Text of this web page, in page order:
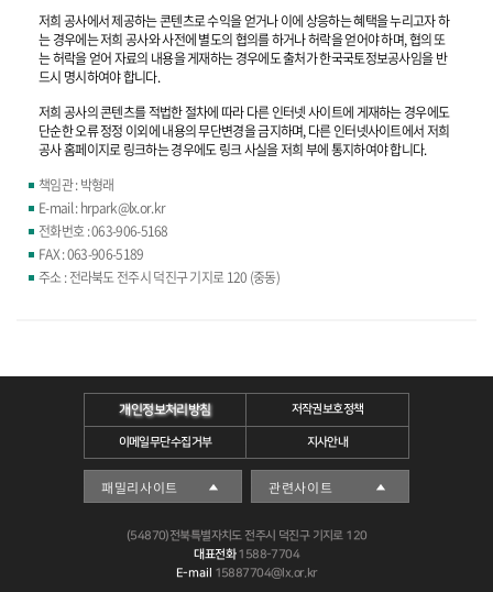
저희 공사에서 제공하는 콘텐츠로 수익을 얻거나 이에 상응하는 혜택을 누리고자 하
는 경우에는 저희 공사와 사전에 별도의 협의를 하거나 허락을 얻어야 하며, 협의 또
는 허락을 얻어 자료의 내용을 게재하는 경우에도 출처가 한국국토정보공사임을 반
드시 명시하여야 합니다.
저희 공사의 콘텐츠를 적법한 절차에 따라 다른 인터넷 사이트에 게재하는 경우에도
단순한 오류 정정 이외에 내용의 무단변경을 금지하며, 다른 인터넷사이트에서 저희
공사 홈페이지로 링크하는 경우에도 링크 사실을 저희 부에 통지하여야 합니다.
책임관 : 박형래
E-mail : hrpark@lx.or.kr
전화번호 : 063-906-5168
FAX : 063-906-5189
주소 : 전라북도 전주시 덕진구 기지로 120 (중동)
개인정보처리방침 저작권보호정책
이메일무단수집거부 지사안내
(54870)전북특별자치도 전주시 덕진구 기지로 120
대표전화1588-7704
E-mail 15887704@lx.or.kr